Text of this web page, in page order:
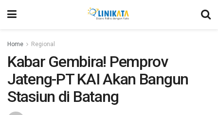
Home Regional
Kabar Gembira! Pemprov
Jateng-PT KAI Akan Bangun
Stasiun di Batang